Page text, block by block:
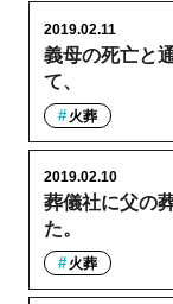
義母の死亡と
て、
2019.02.11
火葬
葬儀社に父の
た。
2019.02.10
火葬